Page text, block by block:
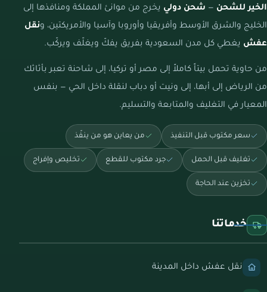
الخير للشحن — شحن دولي يخرج من موانئ المملكة ومنافذها إلى
الخليج والشرق الأوسط وأفريقيا وأوروبا وآسيا والأمريكتين، ونقل
عفش يغطي كل مدن السعودية بفريق يفكّ ويغلّف ويركّب.
من حاوية تحمل بيتاً كاملاً إلى مصر أو تركيا، إلى شاحنة تعبر بأثاثك
من الرياض إلى أبها، إلى ونيت أو دباب لنقلة داخل الحي — بنفس
المعيار في التغليف والمتابعة والتسليم.
سعر مكتوب قبل التنفيذ من يعاين هو من ينفّذ
تغليف قبل الحمل جرد مكتوب للقطع تخليص وإفراج
تخزين عند الحاجة
خدماتنا
نقل عفش داخل المدينة